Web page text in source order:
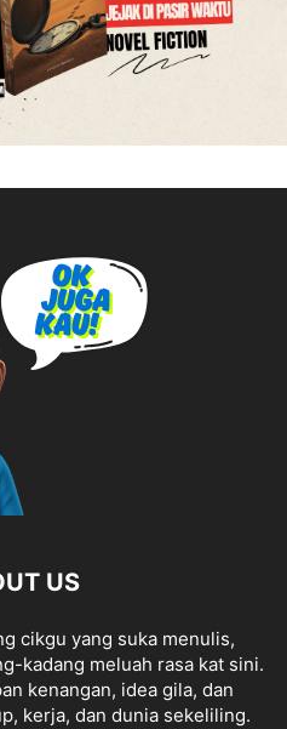
US
cikgu yang suka menulis,
kadang meluah rasa kat sini.
kenangan, idea gila, dan
kerja, dan dunia sekeliling.